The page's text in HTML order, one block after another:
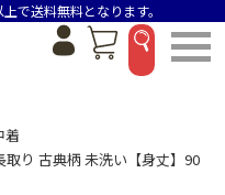
で送料無料となります。
着
取り 古典柄 未洗い【身丈】90